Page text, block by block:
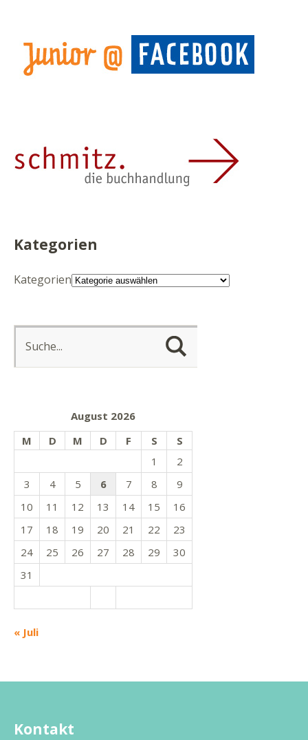
Kategorien
Kategorien
August 2026
M
D M D F S S
« Juli
1
2
3
4 5 6 7 8
9
10
11 12 13 14 15
16
17
18 19 20 21 22
23
24
25 26 27 28 29
30
31
Kontakt